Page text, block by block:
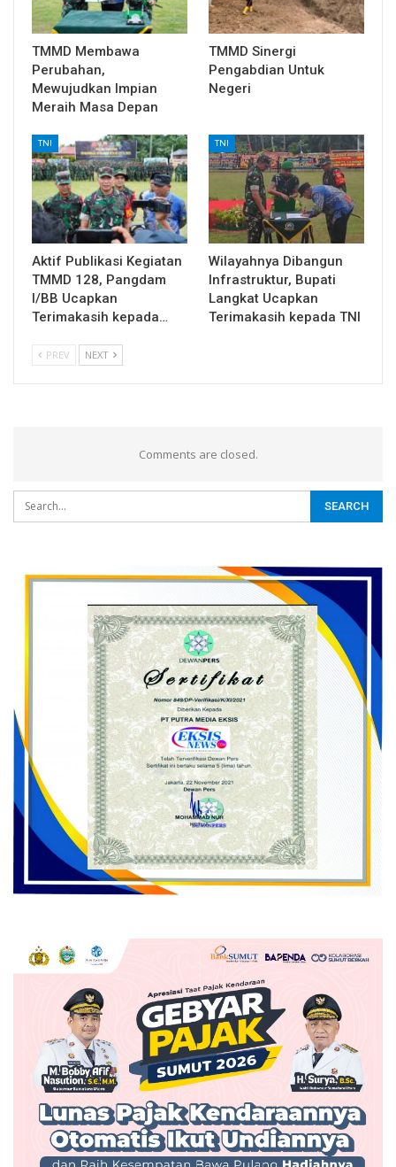
TMMD Membawa
Perubahan,
Mewujudkan Impian
Meraih Masa Depan
TMMD Sinergi
Pengabdian Untuk
Negeri
TNI
Aktif Publikasi Kegiatan
TMMD 128, Pangdam
I/BB Ucapkan
Terimakasih kepada…
TNI
Wilayahnya Dibangun
Infrastruktur, Bupati
Langkat Ucapkan
Terimakasih kepada TNI
PREV NEXT
Comments are closed.